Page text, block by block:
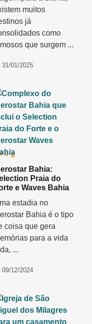
muitos
já
como
que surgem ...
31/01/2025
Bahia:
Praia do
e Waves Bahia
estadia no
Bahia é o tipo
coisa que gera
para a vida
...
09/12/2024